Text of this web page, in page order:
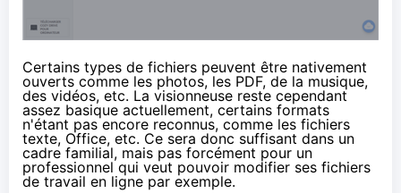
Certains types de fichiers peuvent être nativement
ouverts comme les photos, les PDF, de la musique,
des vidéos, etc. La visionneuse reste cependant
assez basique actuellement, certains formats
n'étant pas encore reconnus, comme les fichiers
texte, Office, etc. Ce sera donc suffisant dans un
cadre familial, mais pas forcément pour un
professionnel qui veut pouvoir modifier ses fichiers
de travail en ligne par exemple.